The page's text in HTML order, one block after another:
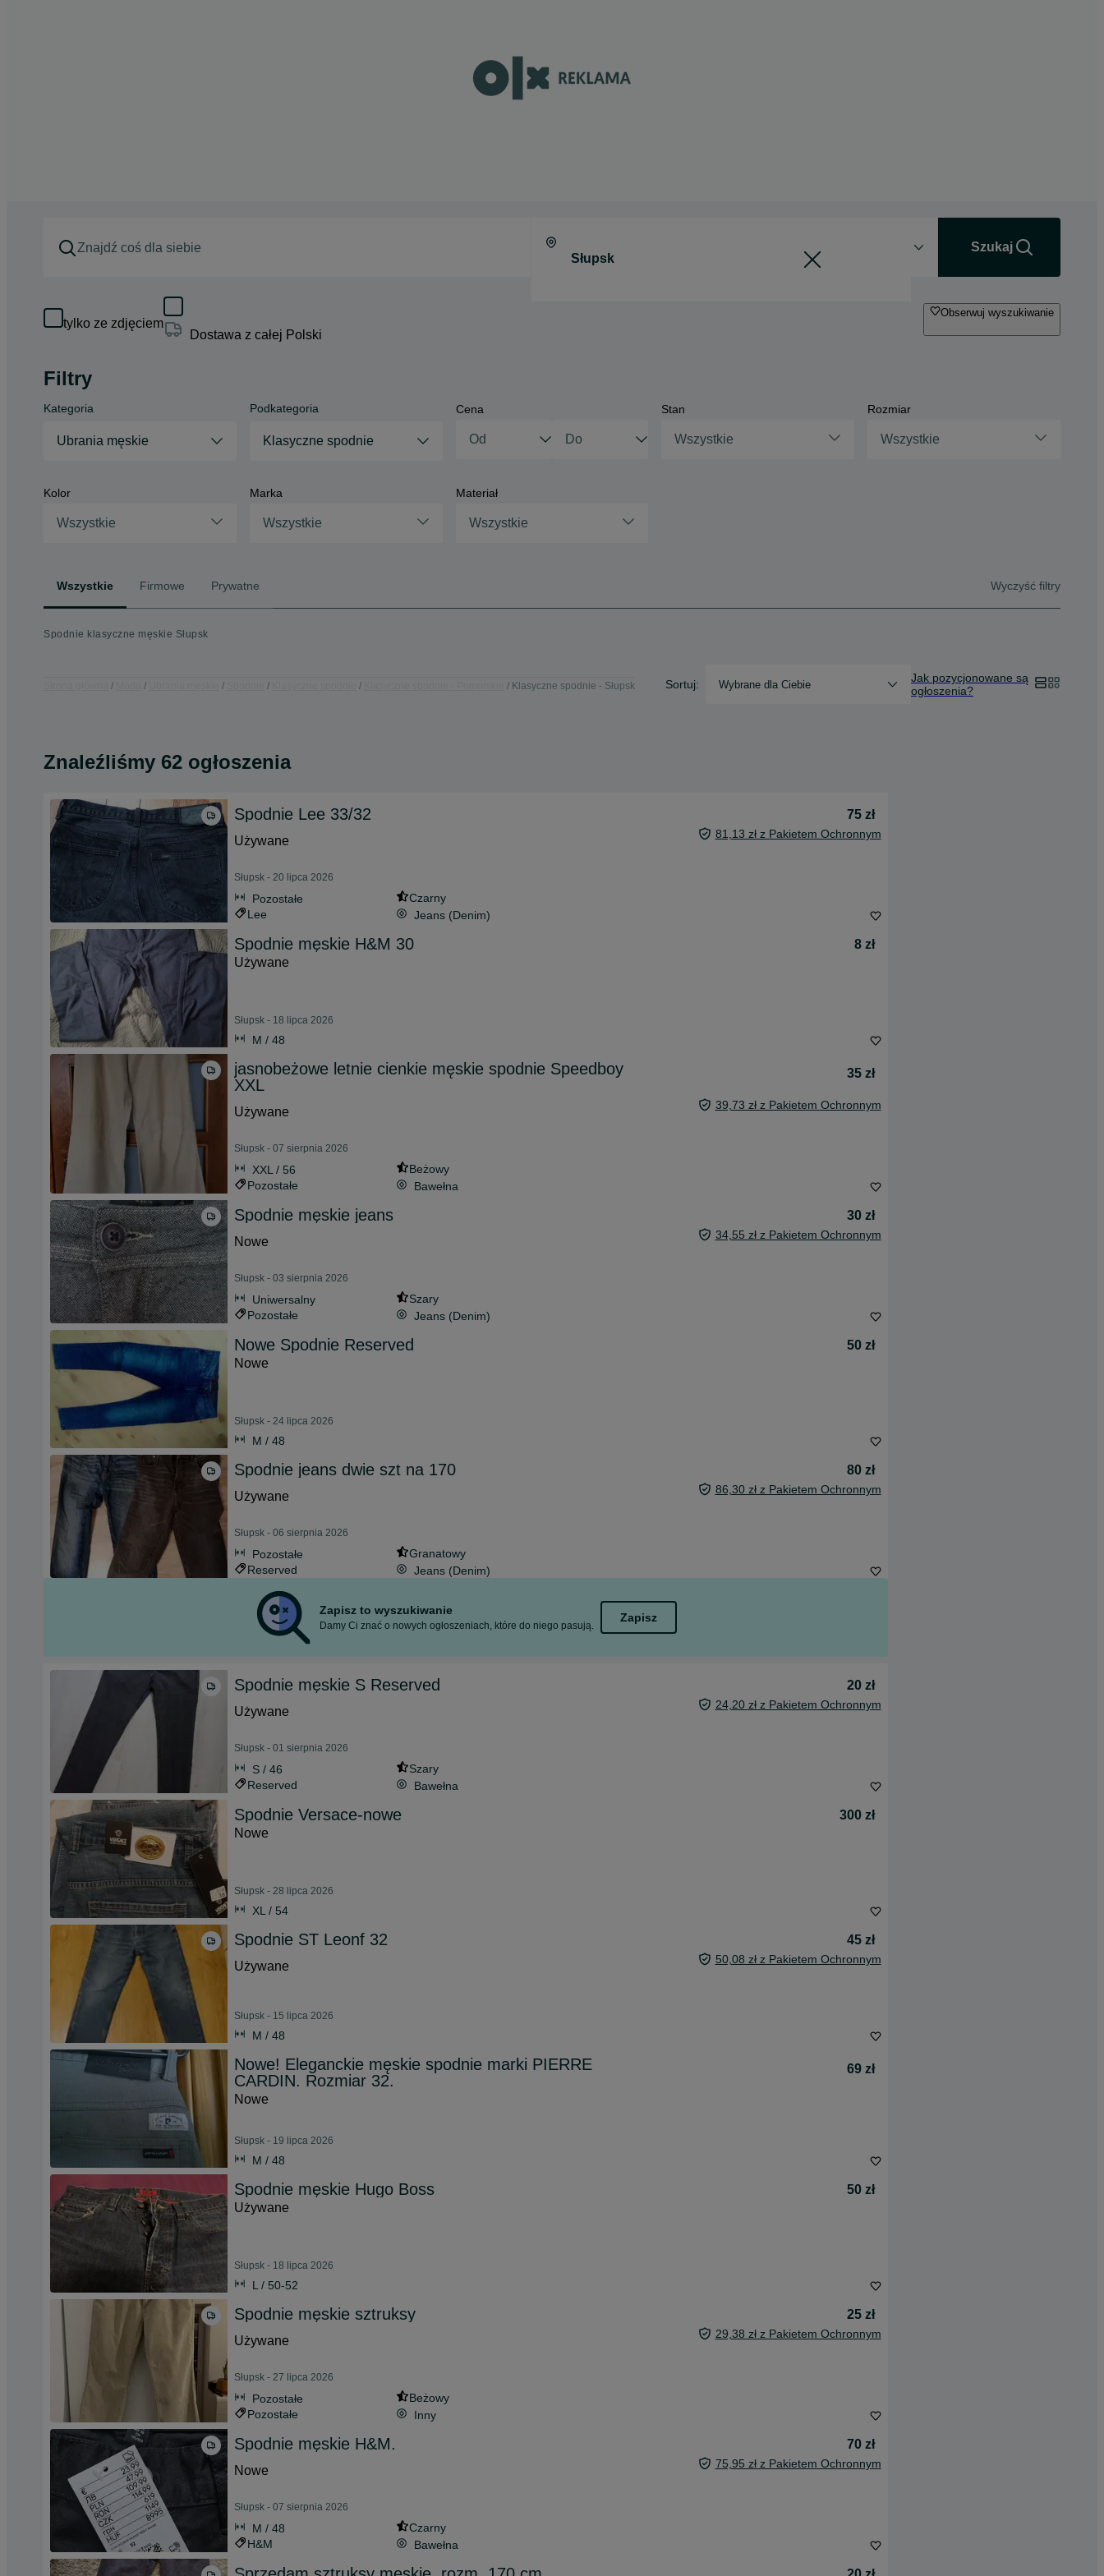
Szukaj
tylko ze zdjęciem
Dostawa z całej Polski
Obserwuj wyszukiwanie
Filtry
Kategoria
Ubrania męskie
Podkategoria
Klasyczne spodnie
Cena Stan
Wszystkie
Rozmiar
Wszystkie
Kolor
Wszystkie
Marka
Wszystkie
Materiał
Wszystkie
Wszystkie Firmowe Prywatne Wyczyść filtry
Spodnie klasyczne męskie Słupsk
Klasyczne spodnie - Słupsk Sortuj: Wybrane dla Ciebie
Jak pozycjonowane są
ogłoszenia?
Znaleźliśmy 62 ogłoszenia
Spodnie Lee 33/32
75 zł
Używane
81,13 zł z Pakietem Ochronnym
Słupsk - 20 lipca 2026
Pozostałe
Czarny
Lee
Jeans (Denim)
Spodnie męskie H&M 30
8 zł
Używane
Słupsk - 18 lipca 2026
M / 48
jasnobeżowe letnie cienkie męskie spodnie Speedboy
XXL
35 zł
Używane 39,73 zł z Pakietem Ochronnym
Słupsk - 07 sierpnia 2026
XXL / 56
Beżowy
Pozostałe
Bawełna
Spodnie męskie jeans
30 zł
Nowe
34,55 zł z Pakietem Ochronnym
Słupsk - 03 sierpnia 2026
Uniwersalny
Szary
Pozostałe
Jeans (Denim)
Nowe Spodnie Reserved
50 zł
Nowe
Słupsk - 24 lipca 2026
M / 48
Spodnie jeans dwie szt na 170
80 zł
Używane
86,30 zł z Pakietem Ochronnym
Słupsk - 06 sierpnia 2026
Pozostałe
Granatowy
Reserved
Jeans (Denim)
Zapisz to wyszukiwanie
Damy Ci znać o nowych ogłoszeniach, które do niego pasują.
Zapisz
Spodnie męskie S Reserved
20 zł
Używane
24,20 zł z Pakietem Ochronnym
Słupsk - 01 sierpnia 2026
S / 46
Szary
Reserved
Bawełna
Spodnie Versace-nowe
300 zł
Nowe
Słupsk - 28 lipca 2026
XL / 54
Spodnie ST Leonf 32
45 zł
Używane
50,08 zł z Pakietem Ochronnym
Słupsk - 15 lipca 2026
M / 48
Nowe! Eleganckie męskie spodnie marki PIERRE
CARDIN. Rozmiar 32.
69 zł
Nowe
Słupsk - 19 lipca 2026
M / 48
Spodnie męskie Hugo Boss
50 zł
Używane
Słupsk - 18 lipca 2026
L / 50-52
Spodnie męskie sztruksy
25 zł
Używane
29,38 zł z Pakietem Ochronnym
Słupsk - 27 lipca 2026
Pozostałe
Beżowy
Pozostałe
Inny
Spodnie męskie H&M.
70 zł
Nowe
75,95 zł z Pakietem Ochronnym
Słupsk - 07 sierpnia 2026
M / 48
Czarny
H&M
Bawełna